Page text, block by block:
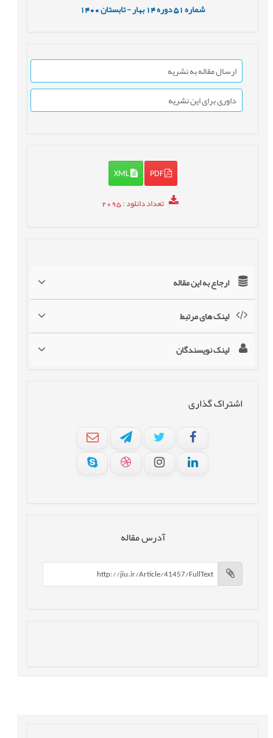
شماره51 دوره14 بهار - تابستان1400
ارسال مقاله به نشریه
داوری برای این نشریه
PDF
XML
تعداد دانلود: 2095
ارجاع به این مقاله
لینک های مرتبط
لینک نویسندگان
اشتراک گذاری
آدرس مقاله